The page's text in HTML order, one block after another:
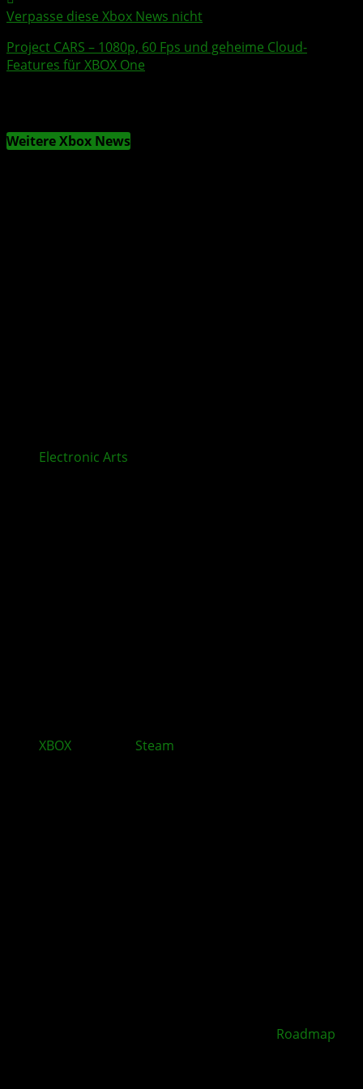
Verpasse diese Xbox News nicht
Project CARS – 1080p, 60 Fps und geheime Cloud-
Features fürXBOX One
Weitere Xbox News
Electronic Arts
XBOX Steam
Roadmap